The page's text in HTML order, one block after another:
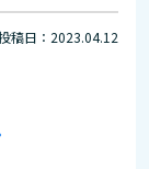
稿日：2023.04.12